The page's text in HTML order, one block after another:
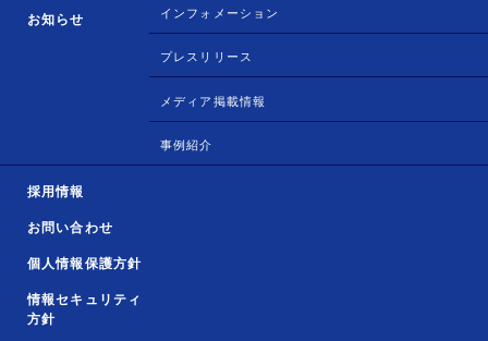
お知らせ インフォメーション
プレスリリース
メディア掲載情報
事例紹介
採用情報
お問い合わせ
個人情報保護方針
情報セキュリティ
方針